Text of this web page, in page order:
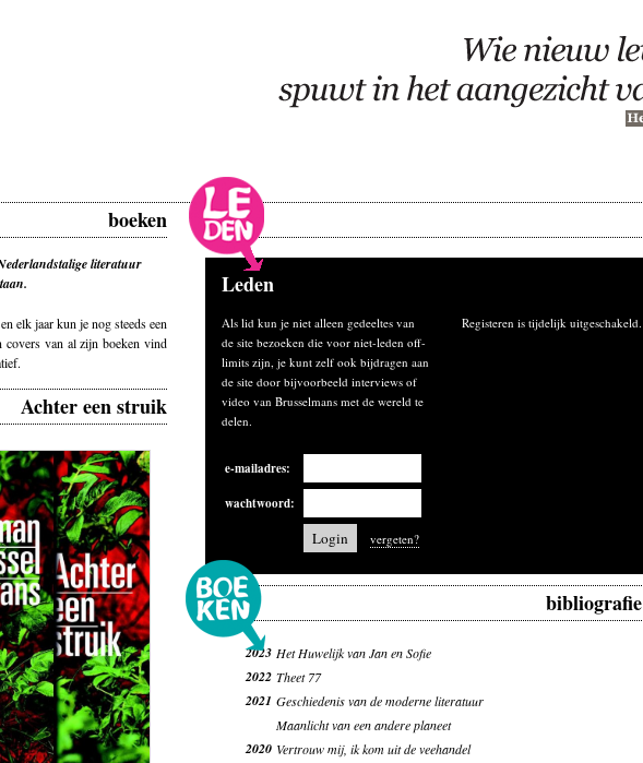
boeken
literatuur
elk jaar kun je nog steeds een
covers van al zijn boeken vind
Achter een struik
Leden
Als lid kun je niet alleen gedeeltes van
de site bezoeken die voor niet-leden off-
limits zijn, je kunt zelf ook bijdragen aan
de site door bijvoorbeeld interviews of
video van Brusselmans met de wereld te
delen.
e-mailadres:
wachtwoord:
vergeten?
Registeren is tijdelijk uitgeschakeld.
bibliografie
2023 Het Huwelijk van Jan en Sofie
2022 Theet 77
2021 Geschiedenis van de moderne literatuur
Maanlicht van een andere planeet
2020 Vertrouw mij, ik kom uit de veehandel